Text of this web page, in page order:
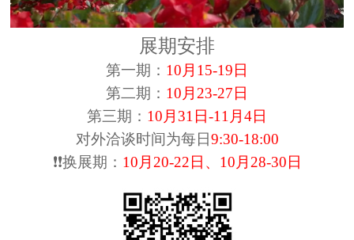
展期安排
第一期： 10月15-19日
第二期： 10月23-27日
第三期： 10月31日-11月4日
对外洽谈时间为每日9:30-18:00
❗❗换展期： 10月20-22日、10月28-30日